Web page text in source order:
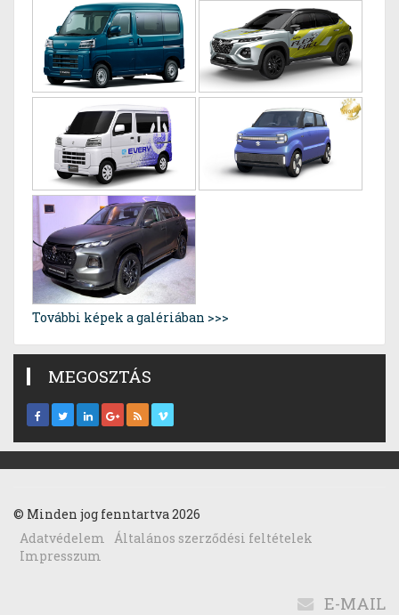
További képek a galériában >>>
MEGOSZTÁS
© Minden jog fenntartva 2026
Adatvédelem Általános szerződési feltételek
Impresszum
E-MAIL